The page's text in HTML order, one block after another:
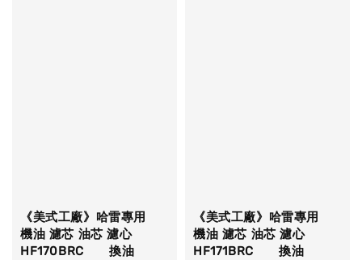
《美式工廠》哈雷專用
機油 濾芯 油芯 濾心
HF170BRC 換油
《美式工廠》哈雷專用
機油 濾芯 油芯 濾心
HF171BRC 換油